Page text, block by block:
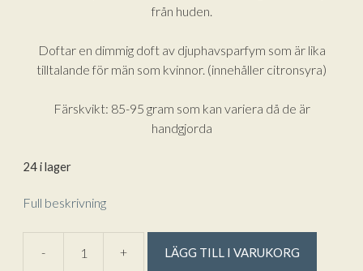
från huden.
Doftar en dimmig doft av djuphavsparfym som är lika
tilltalande för män som kvinnor. (innehåller citronsyra)
Färskvikt: 85-95 gram som kan variera då de är
handgjorda
24 i lager
Full beskrivning
-
Grekisk
+ LÄGG TILL I VARUKORG